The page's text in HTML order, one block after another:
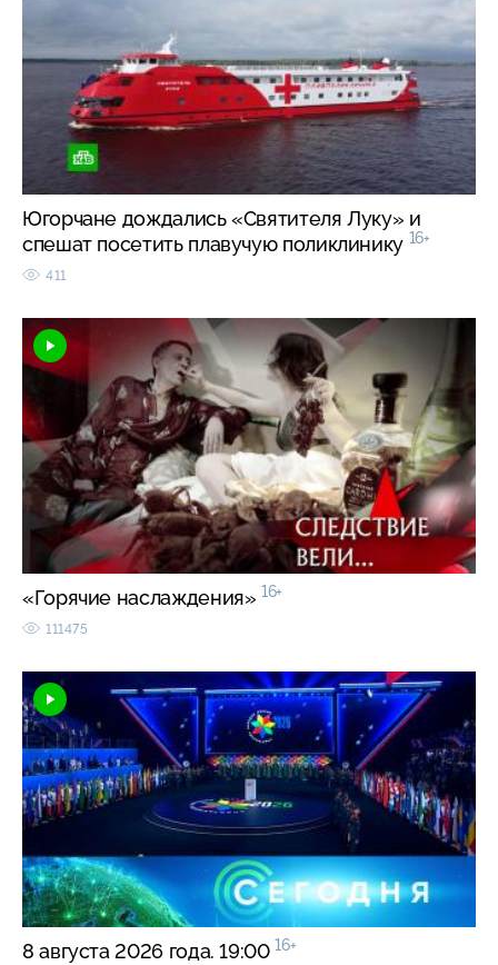
Югорчане дождались «Святителя Луку» и
спешат посетить плавучую поликлинику 16+
411
«Горячие наслаждения» 16+
111475
8 августа 2026 года. 19:00 16+